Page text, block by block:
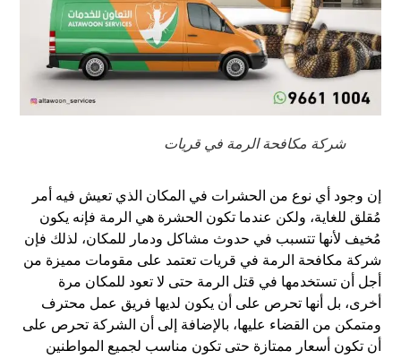
شركة مكافحة الرمة في قريات
إن وجود أي نوع من الحشرات في المكان الذي تعيش فيه أمر
مُقلق للغاية، ولكن عندما تكون الحشرة هي الرمة فإنه يكون
مُخيف لأنها تتسبب في حدوث مشاكل ودمار للمكان، لذلك فإن
شركة مكافحة الرمة في قريات تعتمد على مقومات مميزة من
أجل أن تستخدمها في قتل الرمة حتى لا تعود للمكان مرة
أخرى، بل أنها تحرص على أن يكون لديها فريق عمل محترف
ومتمكن من القضاء عليها، بالإضافة إلى أن الشركة تحرص على
أن تكون أسعار ممتازة حتى تكون مناسب لجميع المواطنين